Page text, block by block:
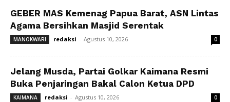
GEBER MAS Kemenag Papua Barat, ASN Lintas
Agama Bersihkan Masjid Serentak
MANOKWARI redaksi - Agustus 10, 2026 0
Jelang Musda, Partai Golkar Kaimana Resmi
Buka Penjaringan Bakal Calon Ketua DPD
KAIMANA redaksi - Agustus 10, 2026 0